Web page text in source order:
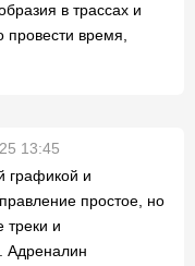
в трассах и
время,
13:45
графикой и
простое, но
треки и
Адреналин